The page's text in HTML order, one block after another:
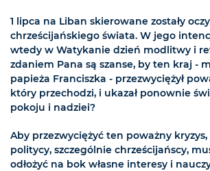
1 lipca na Liban skierowane zostały
chrześcijańskiego świata. W jego
wtedy w Watykanie dzień modlitwy i
zdaniem Pana są szanse, by ten kraj -
papieża Franciszka - przezwyciężył
który przechodzi, i ukazał ponownie
pokoju i nadziei?
Aby przezwyciężyć ten poważny
politycy, szczególnie chrześcijańscy,
odłożyć na bok własne interesy i